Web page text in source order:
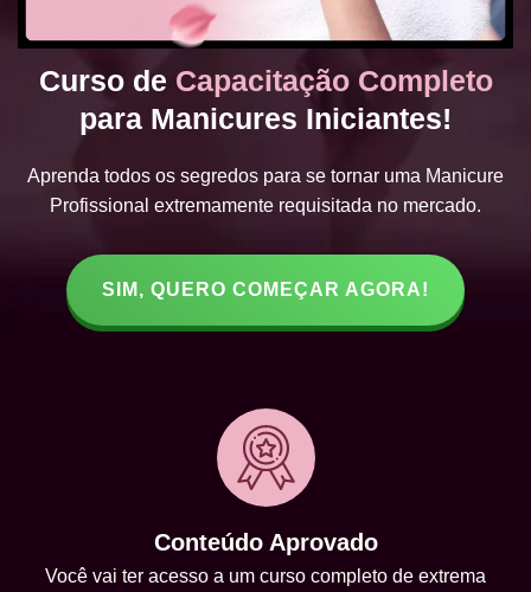
Curso de Capacitação Completo
para Manicures Iniciantes!
Aprenda todos os segredos para se tornar uma Manicure
Profissional extremamente requisitada no mercado.
SIM, QUERO COMEÇAR AGORA!
Conteúdo Aprovado
Você vai ter acesso a um curso completo de extrema